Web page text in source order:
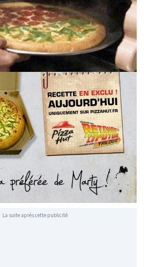
La suite après cette publicité